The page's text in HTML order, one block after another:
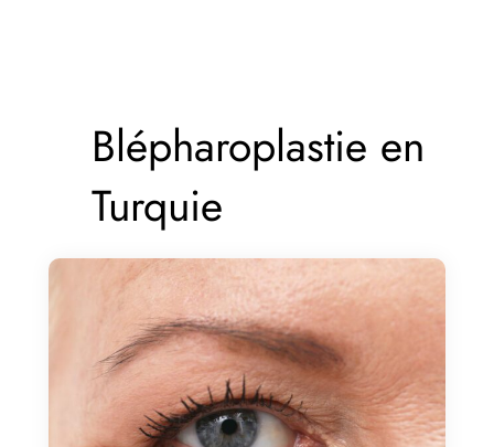
Blépharoplastie en
Turquie